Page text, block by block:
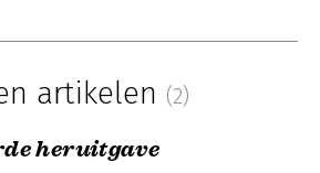
artikelen (2)
heruitgave